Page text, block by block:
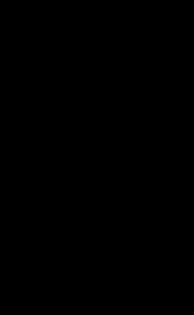
Twitterissä
YouTubessa
Lahti RSS-feed